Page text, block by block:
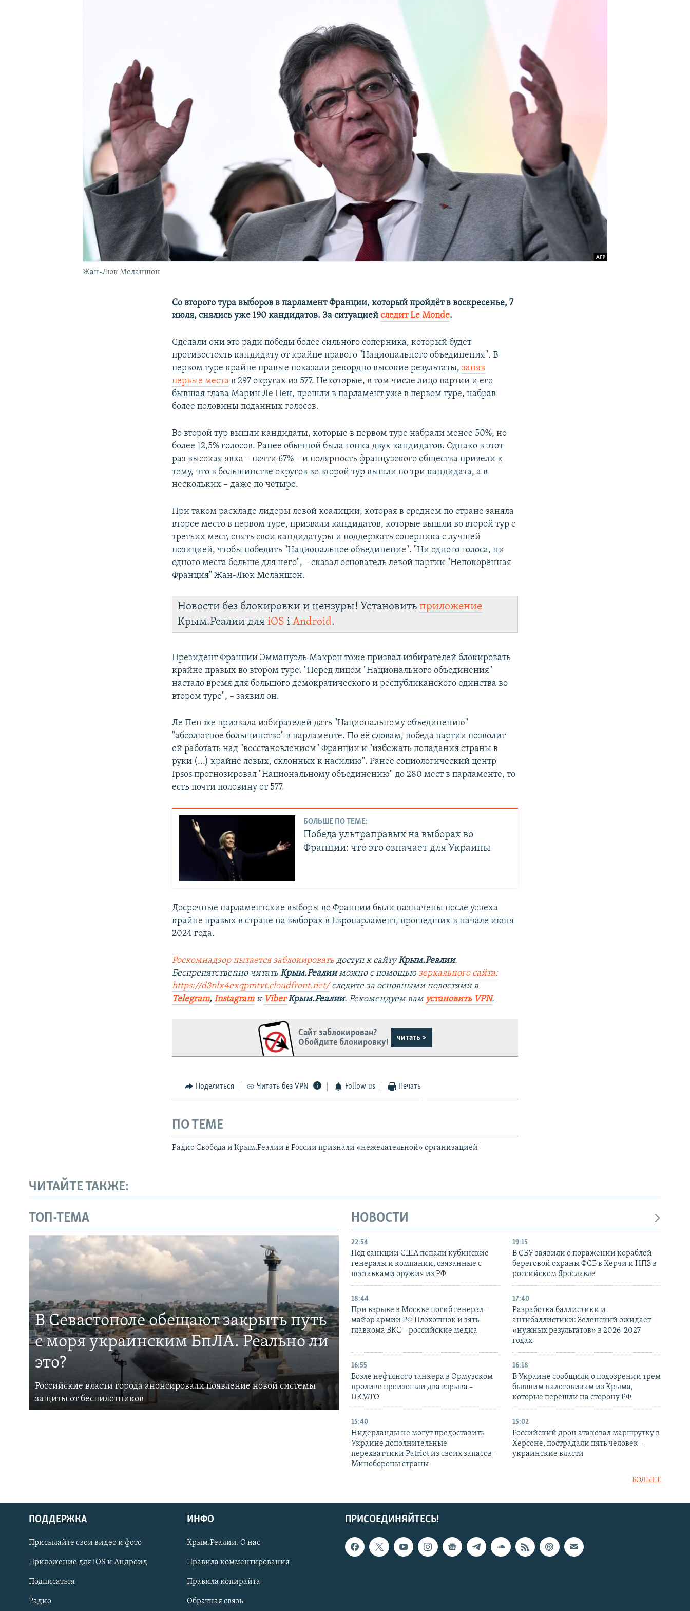
Українською
Qırımtatar
ПРИСОЕДИНЯЙТЕСЬ!
Жан-Люк Меланшон
Со второго тура выборов в парламент Франции, который пройдёт в воскресенье, 7
июля, снялись уже 190 кандидатов. За ситуациейследит Le Monde.
Сделали они это ради победы более сильного соперника, который будет
противостоять кандидату от крайне правого "Национального объединения". В
первом туре крайне правые показали рекордно высокие результаты,заняв
первые места в 297 округах из 577. Некоторые, в том числе лицо партии и его
бывшая глава Марин Ле Пен, прошли в парламент уже в первом туре, набрав
более половины поданных голосов.
Во второй тур вышли кандидаты, которые в первом туре набрали менее 50%, но
более 12,5% голосов. Ранее обычной была гонка двух кандидатов. Однако в этот
раз высокая явка – почти 67% – и полярность французского общества привели к
тому, что в большинстве округов во второй тур вышли по три кандидата, а в
нескольких – даже по четыре.
При таком раскладе лидеры левой коалиции, которая в среднем по стране заняла
второе место в первом туре, призвали кандидатов, которые вышли во второй тур с
третьих мест, снять свои кандидатуры и поддержать соперника с лучшей
позицией, чтобы победить "Национальное объединение". "Ни одного голоса, ни
одного места больше для него", – сказал основатель левой партии "Непокорённая
Франция" Жан-Люк Меланшон.
Новости без блокировки и цензуры! Установитьприложение
Крым.Реалии дляiOS іAndroid.
Президент Франции Эммануэль Макрон тоже призвал избирателей блокировать
крайне правых во втором туре. "Перед лицом "Национального объединения"
настало время для большого демократического и республиканского единства во
втором туре", – заявил он.
Ле Пен же призвала избирателей дать "Национальному объединению"
"абсолютное большинство" в парламенте. По её словам, победа партии позволит
ей работать над "восстановлением" Франции и "избежать попадания страны в
руки (...) крайне левых, склонных к насилию". Ранее социологический центр
Ipsos прогнозировал "Национальному объединению" до 280 мест в парламенте, то
есть почти половину от 577.
БОЛЬШЕ ПО ТЕМЕ:
Победа ультраправых на выборах во
Франции: что это означает для Украины
Досрочные парламентские выборы во Франции были назначены после успеха
крайне правых в стране на выборах в Европарламент, прошедших в начале июня
2024 года.
Роскомнадзор пытается заблокировать доступ к сайтуКрым.Реалии.
Беспрепятственно читатьКрым.Реалииможно с помощьюзеркального сайта:
https://d3nlx4exqpmtvt.cloudfront.net/следите за основными новостями в
Telegram,Instagramи Viber Крым.Реалии. Рекомендуем вам установить VPN.
Сайт заблокирован?
Обойдите блокировку!
читать >
Поделиться Читать без VPN Follow us Печать
ПО ТЕМЕ
Радио Свобода и Крым.Реалии в России признали «нежелательной» организацией
ЧИТАЙТЕ ТАКЖЕ:
ТОП-ТЕМА
В Севастополе обещают закрыть путь
с моря украинским БпЛА. Реально ли
это?
Российские власти города анонсировали появление новой системы
защиты от беспилотников
НОВОСТИ
22:54
Под санкции США попали кубинские
генералы и компании, связанные с
поставками оружия из РФ
19:15
В СБУ заявили о поражении кораблей
береговой охраны ФСБ в Керчи и НПЗ в
российском Ярославле
18:44
При взрыве в Москве погиб генерал-
майор армии РФ Плохотнюк и зять
главкома ВКС – российские медиа
17:40
Разработка баллистики и
антибаллистики: Зеленский ожидает
«нужных результатов» в 2026-2027
годах
16:55
Возле нефтяного танкера в Ормузском
проливе произошли два взрыва –
UKMTO
16:18
В Украине сообщили о подозрении трем
бывшим налоговикам из Крыма,
которые перешли на сторону РФ
15:40
Нидерланды не могут предоставить
Украине дополнительные
перехватчики Patriot из своих запасов –
Минобороны страны
15:02
Российский дрон атаковал маршрутку в
Херсоне, пострадали пять человек –
украинские власти
БОЛЬШЕ
ПРИСОЕДИНЯЙТЕСЬ!
ПОДДЕРЖКА
Присылайте свои видео и фото
Приложение для iOS и Андроид
Подписаться
Радио
ИНФО
Крым.Реалии. О нас
Правила комментирования
Правила копирайта
Обратная связь